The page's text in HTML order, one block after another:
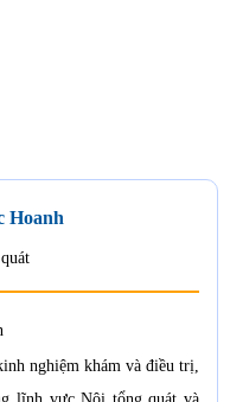
Hoanh
nghiệm khám và điều trị,